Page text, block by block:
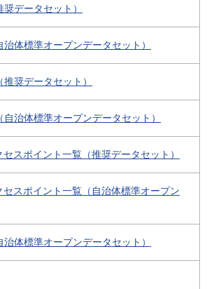
データセット）
体標準オープンデータセット）
奨データセット）
治体標準オープンデータセット）
スポイント一覧（推奨データセット）
スポイント一覧（自治体標準オープン
体標準オープンデータセット）